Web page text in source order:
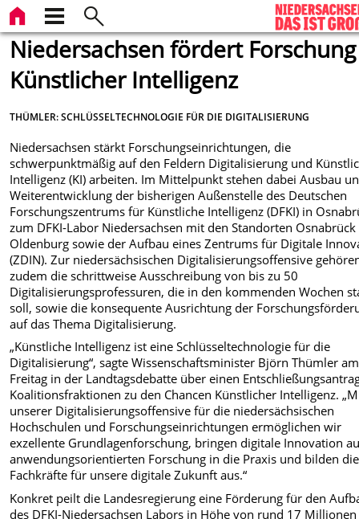
Niedersachsen fördert
Künstlicher Intelligenz
THÜMLER: SCHLÜSSELTECHNOLOGIE FÜR DIE DIGITALISIERUNG
Niedersachsen stärkt Forschungseinrichtungen, die
schwerpunktmäßig auf den Feldern Digitalisierung und
Intelligenz (KI) arbeiten. Im Mittelpunkt stehen dabei Ausbau
Weiterentwicklung der bisherigen Außenstelle des Deutschen
Forschungszentrums für Künstliche Intelligenz (DFKI) in
zum DFKI-Labor Niedersachsen mit den Standorten
Oldenburg sowie der Aufbau eines Zentrums für Digitale
(ZDIN). Zur niedersächsischen Digitalisierungsoffensive
zudem die schrittweise Ausschreibung von bis zu 50
Digitalisierungsprofessuren, die in den kommenden Wochen
soll, sowie die konsequente Ausrichtung der
auf das Thema Digitalisierung.
„Künstliche Intelligenz ist eine Schlüsseltechnologie für die
Digitalisierung“, sagte Wissenschaftsminister Björn Thümler am
Freitag in der Landtagsdebatte über einen
Koalitionsfraktionen zu den Chancen Künstlicher Intelligenz.
unserer Digitalisierungsoffensive für die niedersächsischen
Hochschulen und Forschungseinrichtungen ermöglichen wir
exzellente Grundlagenforschung, bringen digitale Innovation
anwendungsorientierten Forschung in die Praxis und bilden die
Fachkräfte für unsere digitale Zukunft aus.“
Konkret peilt die Landesregierung eine Förderung für den
des DFKI-Niedersachsen Labors in Höhe von rund 17